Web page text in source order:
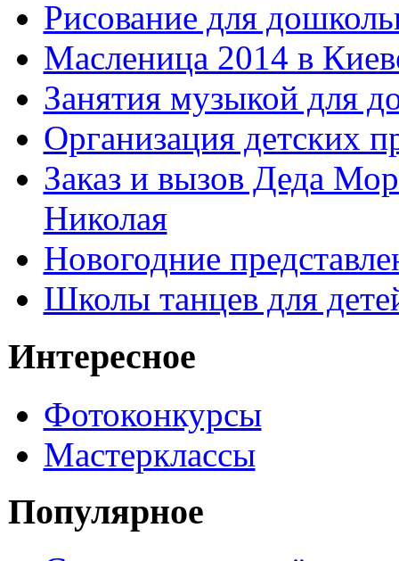
Рисование для
Масленица 2014 в
Занятия музыкой для
Организация детских
Заказ и вызов Деда
Николая
Новогодние
Школы танцев для
Интересное
Фотоконкурсы
Мастерклассы
Популярное